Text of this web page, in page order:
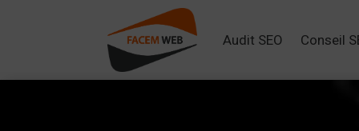
Audit SEO Conseil